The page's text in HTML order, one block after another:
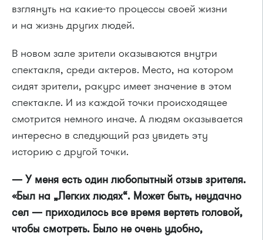
взглянуть на какие-то процессы своей жизни
и на жизнь других людей.
В новом зале зрители оказываются внутри
спектакля, среди актеров. Место, на котором
сидят зрители, ракурс имеет значение в этом
спектакле. И из каждой точки происходящее
смотрится немного иначе. А людям оказывается
интересно в следующий раз увидеть эту
историю с другой точки.
— У меня есть один любопытный отзыв зрителя.
«Был на „Легких людях“. Может быть, неудачно
сел — приходилось все время вертеть головой,
чтобы смотреть. Было не очень удобно,